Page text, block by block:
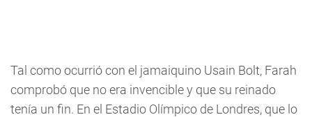
Tal como ocurrió con el jamaiquino Usain Bolt, Farah
comprobó que no era invencible y que su reinado
tenía un fin. En el Estadio Olímpico de Londres, que lo